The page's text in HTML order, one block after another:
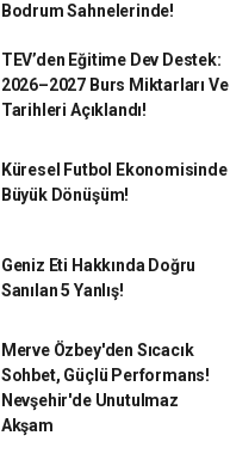
Bodrum Sahnelerinde!
TEV’den Eğitime Dev Destek:
2026–2027 Burs Miktarları Ve
Tarihleri Açıklandı!
Küresel Futbol Ekonomisinde
Büyük Dönüşüm!
Geniz Eti Hakkında Doğru
Sanılan 5 Yanlış!
Merve Özbey'den Sıcacık
Sohbet, Güçlü Performans!
Nevşehir'de Unutulmaz
Akşam